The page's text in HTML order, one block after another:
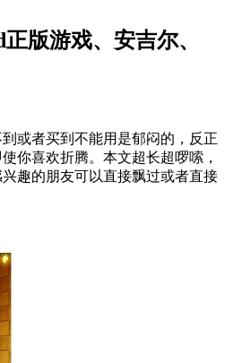
版游戏、安吉尔、
或者买到不能用是郁闷的，反正
你喜欢折腾。本文超长超啰嗦，
趣的朋友可以直接飘过或者直接